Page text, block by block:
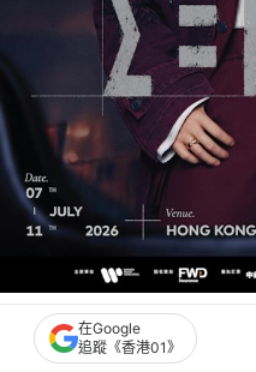
MC的紅館演唱會將於下月舉行，相
二代」關注焦點！（
在Google
追蹤《香港01》